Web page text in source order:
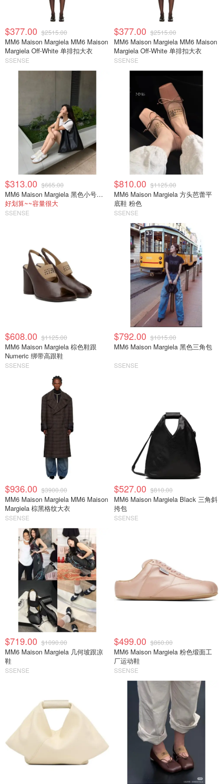
$377.00 $2515.00
MM6 Maison Margiela MM6 Maison
Margiela Off-White 单排扣大衣
SSENSE
$377.00 $2515.00
MM6 Maison Margiela MM6 Maison
Margiela Off-White 单排扣大衣
SSENSE
$313.00 $665.00
MM6 Maison Margiela 黑色小号托特包
好划算~~容量很大
SSENSE
$810.00 $1125.00
MM6 Maison Margiela 方头芭蕾平
底鞋 粉色
SSENSE
$608.00 $1125.00
MM6 Maison Margiela 棕色鞋跟
Numeric 绑带高跟鞋
SSENSE
$792.00 $1015.00
MM6 Maison Margiela 黑色三角包
SSENSE
$936.00 $3900.00
MM6 Maison Margiela MM6 Maison
Margiela 棕黑格纹大衣
SSENSE
$527.00 $810.00
MM6 Maison Margiela Black 三角斜
挎包
SSENSE
$719.00 $1090.00
MM6 Maison Margiela 几何坡跟凉
鞋
SSENSE
$499.00 $860.00
MM6 Maison Margiela 粉色缎面工
厂运动鞋
SSENSE